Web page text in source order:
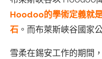
Hoodoo的學術定義就
石 。而布萊斯峽谷國家
雪柔在錫安工作的期間